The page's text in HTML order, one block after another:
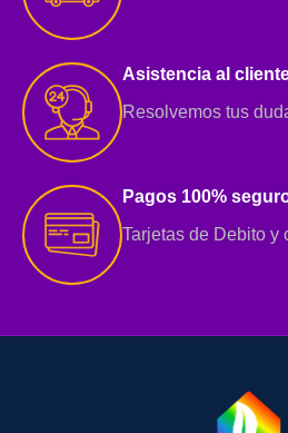
Asistencia al
Resolvemos tus
Pagos 100%
Tarjetas de Debito y